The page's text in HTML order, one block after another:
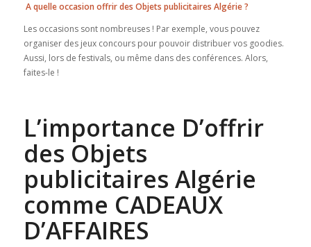
A quelle occasion offrir des Objets publicitaires Algérie ?
Les occasions sont nombreuses ! Par exemple, vous pouvez
organiser des jeux concours pour pouvoir distribuer vos goodies.
Aussi, lors de festivals, ou même dans des conférences. Alors,
faites-le !
L’importance D’offrir
des Objets
publicitaires Algérie
comme CADEAUX
D’AFFAIRES